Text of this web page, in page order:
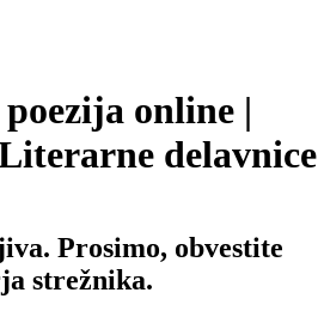
online |
delavnice
Prosimo, obvestite
strežnika.